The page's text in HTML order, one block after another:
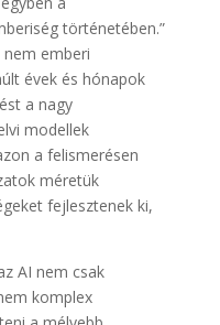
történetében.”
emberi
évek és hónapok
a nagy
modellek
a felismerésen
méretük
fejlesztenek ki,
AI nem csak
komplex